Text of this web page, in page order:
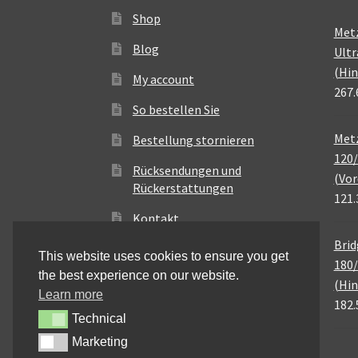
Shop
Blog
My account
So bestellen Sie
Bestellung stornieren
Rücksendungen und
Rückerstattungen
Kontakt
This website uses cookies to ensure you get
the best experience on our website.
Learn more
TechnicalTechnical
MarketingMarketing